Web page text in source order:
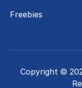
Freebies
Copyright ©